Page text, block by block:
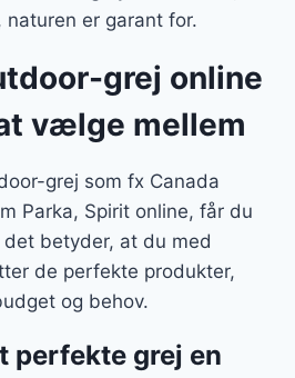
er garant for.
grej online
vælge mellem
grej som fx Canada
Parka, Spirit online, får du
betyder, at du med
de perfekte produkter,
og behov.
perfekte grej en